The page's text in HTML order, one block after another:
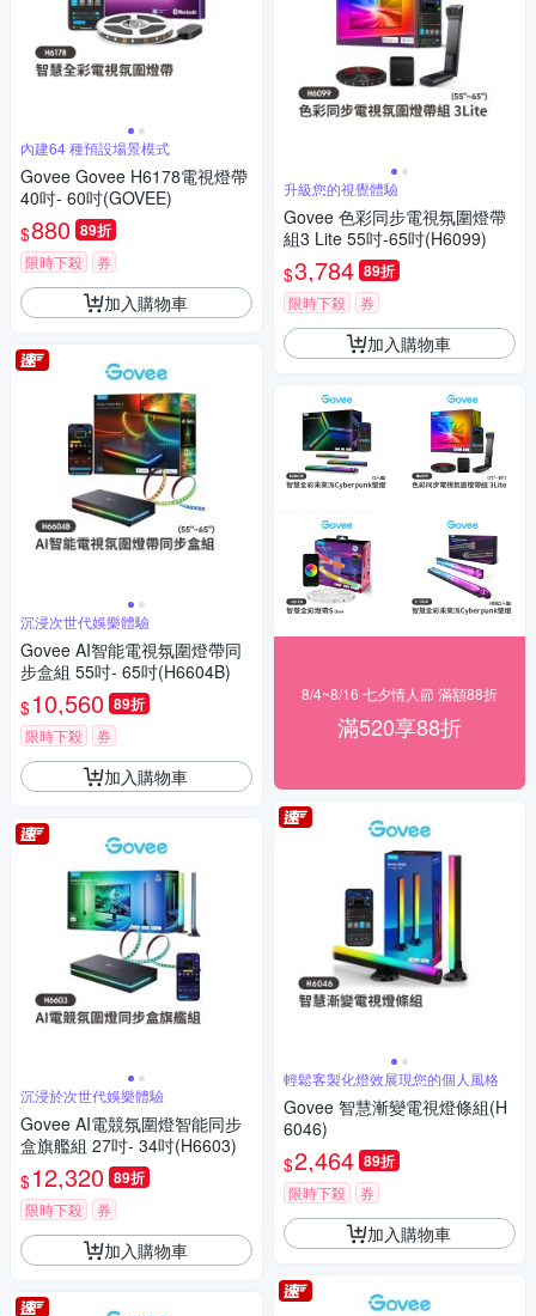
內建64 種預設場景模式
Govee Govee H6178電視燈帶
40吋- 60吋(GOVEE)
$880 89折
限時下殺 券
加入購物車
沉浸次世代娛樂體驗
Govee AI智能電視氛圍燈帶同
步盒組 55吋- 65吋(H6604B)
$10,560 89折
限時下殺 券
加入購物車
沉浸於次世代娛樂體驗
Govee AI電競氛圍燈智能同步
盒旗艦組 27吋- 34吋(H6603)
$12,320 89折
限時下殺 券
加入購物車
升級您的視覺體驗
Govee 色彩同步電視氛圍燈帶
組3 Lite 55吋-65吋(H6099)
$3,784 89折
限時下殺 券
加入購物車
8/4~8/16 七夕情人節 滿額88折
滿520享88折
輕鬆客製化燈效展現您的個人風格
Govee 智慧漸變電視燈條組(H
6046)
$2,464 89折
限時下殺 券
加入購物車